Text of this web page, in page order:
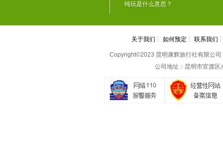
纯玩是什么意思？
关于我们 ┆ 如何预定 ┆ 联系我们
Copyright©2023 昆明康辉旅行社有限公
公司地址：昆明市官渡